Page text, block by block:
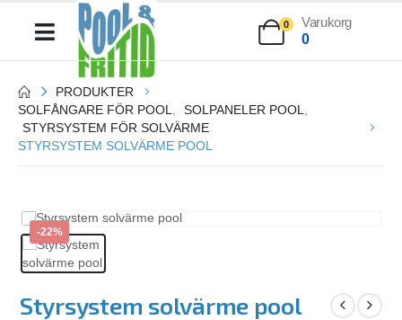
0
Varukorg
0
PRODUKTER
SOLFÅNGARE FÖR POOL
SOLPANELER POOL
STYRSYSTEM FÖR SOLVÄRME
STYRSYSTEM SOLVÄRME POOL
-22%
Styrsystem solvärme pool